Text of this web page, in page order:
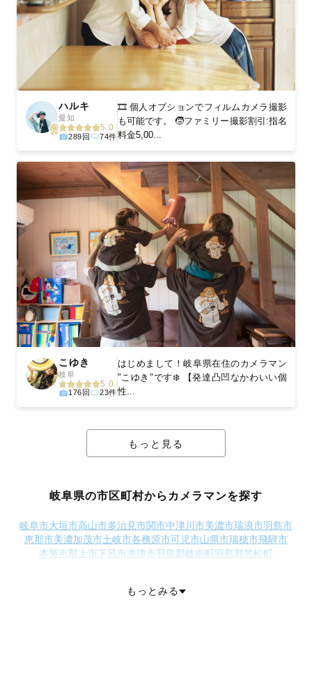
ハルキ
愛知
5.0
289回 74件
🎞️ 個人オプションでフィルムカメラ撮影
も可能です。 🧒ファミリー撮影割引:指名
料金5,00...
こゆき
岐阜
5.0
176回 23件
はじめまして！岐阜県在住のカメラマン
"こゆき"です❄️ 【発達凸凹なかわいい個
性...
もっと見る
岐阜県の市区町村からカメラマンを探す
岐阜市大垣市高山市多治見市関市中津川市美濃市瑞浪市羽島市
恵那市美濃加茂市土岐市各務原市可児市山県市瑞穂市飛騨市
本巣市郡上市下呂市海津市羽島郡岐南町羽島郡笠松町
加茂郡坂祝町 加茂郡富加町
もっとみる